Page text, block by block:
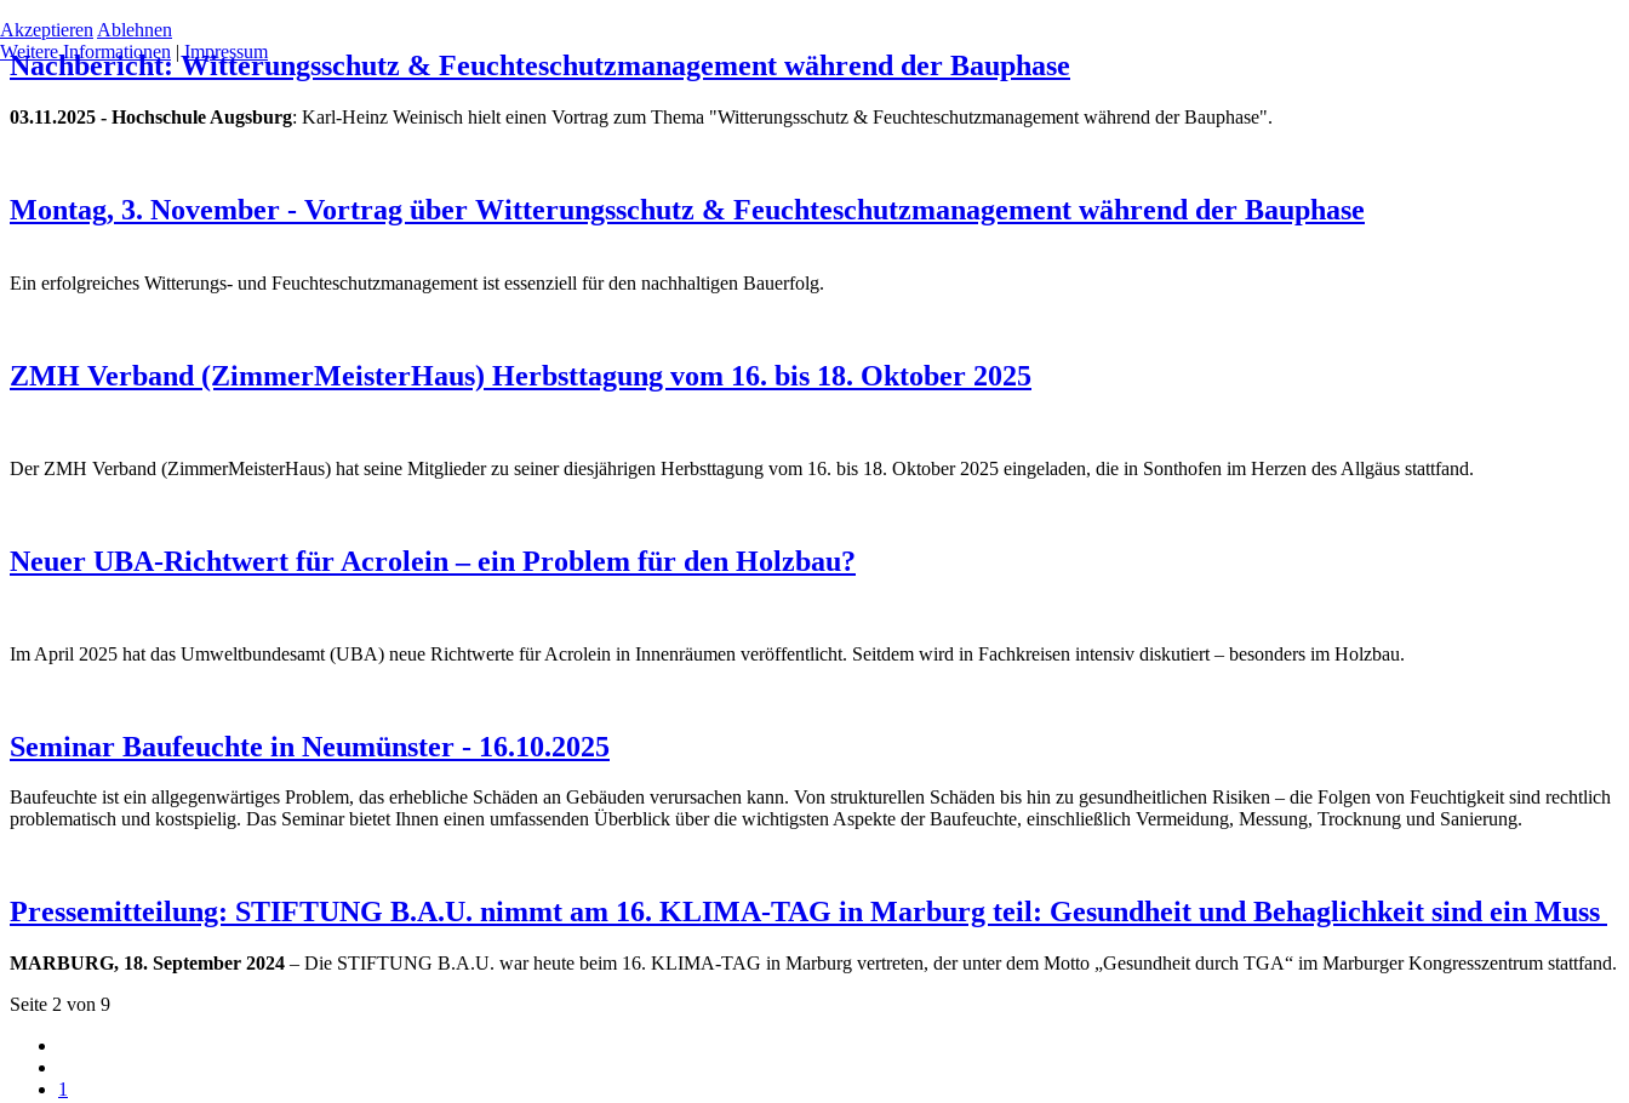
Nachbericht: Witterungsschutz & Feuchteschutzmanagement während der Bauphase
03.11.2025 - Hochschule Augsburg: Karl-Heinz Weinisch hielt einen Vortrag zum Thema "Witterungsschutz & Feuchteschutzmanagement während der Bauphase".
Montag, 3. November - Vortrag über Witterungsschutz & Feuchteschutzmanagement während der Bauphase
Ein erfolgreiches Witterungs- und Feuchteschutzmanagement ist essenziell für den nachhaltigen Bauerfolg.
ZMH Verband (ZimmerMeisterHaus) Herbsttagung vom 16. bis 18. Oktober 2025
Der ZMH Verband (ZimmerMeisterHaus) hat seine Mitglieder zu seiner diesjährigen Herbsttagung vom 16. bis 18. Oktober 2025 eingeladen, die in Sonthofen im Herzen des Allgäus stattfand.
Neuer UBA-Richtwert für Acrolein – ein Problem für den Holzbau?
Im April 2025 hat das Umweltbundesamt (UBA) neue Richtwerte für Acrolein in Innenräumen veröffentlicht. Seitdem wird in Fachkreisen intensiv diskutiert – besonders im Holzbau.
Seminar Baufeuchte in Neumünster - 16.10.2025
Baufeuchte ist ein allgegenwärtiges Problem, das erhebliche Schäden an Gebäuden verursachen kann. Von strukturellen Schäden bis hin zu gesundheitlichen Risiken – die Folgen von Feuchtigkeit sind rechtlich
problematisch und kostspielig. Das Seminar bietet Ihnen einen umfassenden Überblick über die wichtigsten Aspekte der Baufeuchte, einschließlich Vermeidung, Messung, Trocknung und Sanierung.
Pressemitteilung: STIFTUNG B.A.U. nimmt am 16. KLIMA-TAG in Marburg teil: Gesundheit und Behaglichkeit sind ein Muss
MARBURG, 18. September 2024 – Die STIFTUNG B.A.U. war heute beim 16. KLIMA-TAG in Marburg vertreten, der unter dem Motto „Gesundheit durch TGA“ im Marburger Kongresszentrum stattfand.
Seite 2 von 9
1
Akzeptieren Ablehnen
Weitere Informationen |Impressum